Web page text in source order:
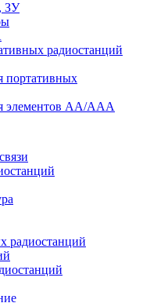
ЗУ
радиостанций
портативных
элементов АА/ААА
радиостанций